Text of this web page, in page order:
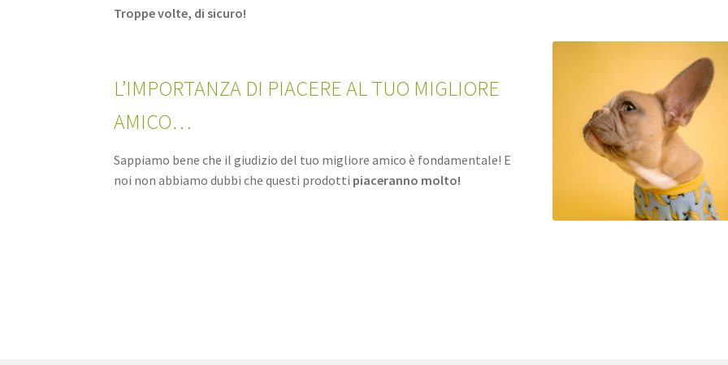
Troppe volte, di sicuro!
L’IMPORTANZA DI PIACERE AL TUO MIGLIORE
AMICO…
Sappiamo bene che il giudizio del tuo migliore amico è fondamentale! E
noi non abbiamo dubbi che questi prodotti piaceranno molto!